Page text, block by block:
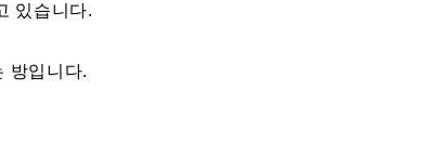
있습니다.
방입니다.